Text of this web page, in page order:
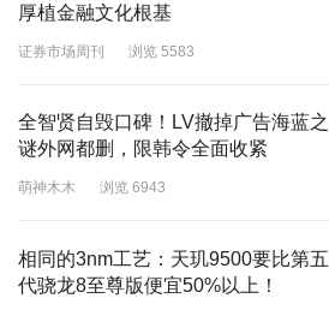
厚植金融文化根基
证券市场周刊 浏览 5583
全智贤自毁口碑！LV撤掉广告海蓝之
谜外网都删，限韩令全面收紧
萌神木木 浏览 6943
相同的3nm工艺：天玑9500要比第五
代骁龙8至尊版便宜50%以上！